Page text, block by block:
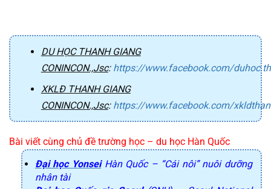
DU HỌC THANH GIANG
CONINCON.,Jsc: https://www.facebook.com/
XKLĐ THANH GIANG
CONINCON.,Jsc: https://www.facebook.com/
Bài viết cùng chủ đề trường học – du học Hàn Quốc
Đại học YonseiHàn Quốc – “Cái nôi” nuôi dưỡng
nhân tài